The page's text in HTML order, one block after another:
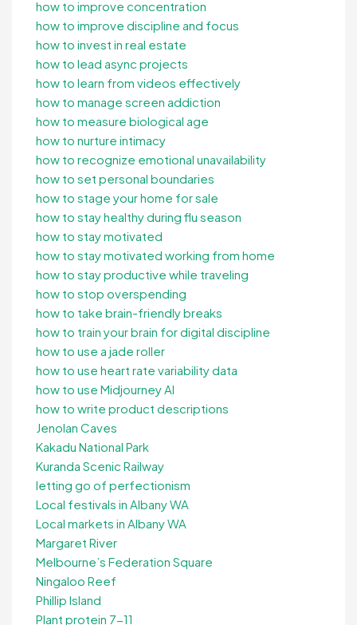
how to improve concentration
how to improve discipline and focus
how to invest in real estate
how to lead async projects
how to learn from videos effectively
how to manage screen addiction
how to measure biological age
how to nurture intimacy
how to recognize emotional unavailability
how to set personal boundaries
how to stage your home for sale
how to stay healthy during flu season
how to stay motivated
how to stay motivated working from home
how to stay productive while traveling
how to stop overspending
how to take brain-friendly breaks
how to train your brain for digital discipline
how to use a jade roller
how to use heart rate variability data
how to use Midjourney AI
how to write product descriptions
Jenolan Caves
Kakadu National Park
Kuranda Scenic Railway
letting go of perfectionism
Local festivals in Albany WA
Local markets in Albany WA
Margaret River
Melbourne’s Federation Square
Ningaloo Reef
Phillip Island
Plant protein 7-11